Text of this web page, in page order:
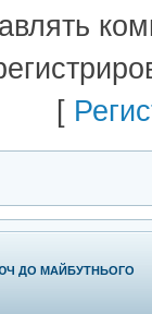
[
ДО МАЙБУТНЬОГО